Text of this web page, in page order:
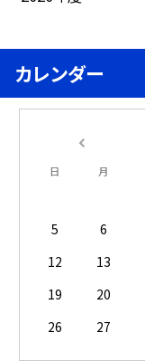
カレンダー
日 月
5
6
12
13
19
20
26
27